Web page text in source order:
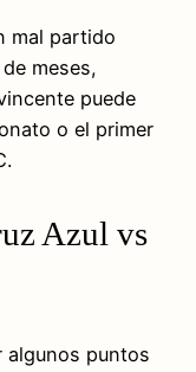
mal partido
meses,
puede
o el primer
Azul vs
algunos puntos